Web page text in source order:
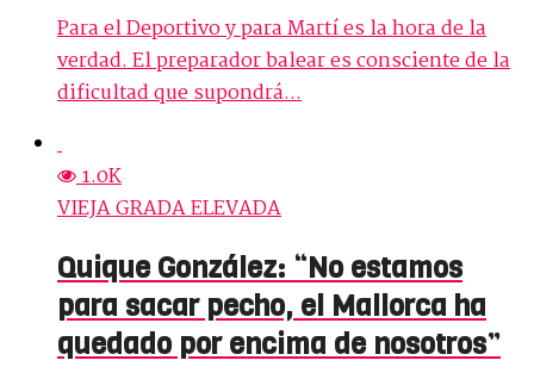
Para el Deportivo y para Martí es la hora de la
verdad. El preparador balear es consciente de la
dificultad que supondrá...
1.0K
VIEJA GRADA ELEVADA
Quique González: “No estamos
para sacar pecho, el Mallorca ha
quedado por encima de nosotros”